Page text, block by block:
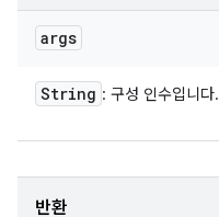
args
String : 구성 인수입니다.
반환